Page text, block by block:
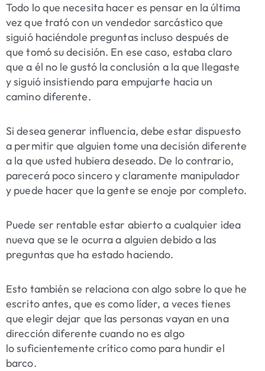
Todo lo que necesita hacer es pensar en la última
vez que trató con un vendedor sarcástico que
siguió haciéndole preguntas incluso después de
que tomó su decisión. En ese caso, estaba claro
que a él no le gustó la conclusión a la que llegaste
y siguió insistiendo para empujarte hacia un
camino diferente.
Si desea generar influencia, debe estar dispuesto
a permitir que alguien tome una decisión diferente
a la que usted hubiera deseado. De lo contrario,
parecerá poco sincero y claramente manipulador
y puede hacer que la gente se enoje por completo.
Puede ser rentable estar abierto a cualquier idea
nueva que se le ocurra a alguien debido a las
preguntas que ha estado haciendo.
Esto también se relaciona con algo sobre lo que he
escrito antes, que es como líder, a veces tienes
que elegir dejar que las personas vayan en una
dirección diferente cuando no es algo
losuficientemente crítico como para hundir el
barco.